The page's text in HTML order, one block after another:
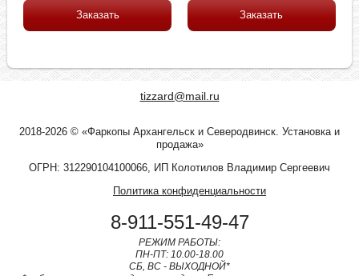
Заказать Заказать
tizzard@mail.ru
2018-2026 © «Фаркопы Архангельск и Северодвинск. Установка и
продажа»
ОГРН: 312290104100066, ИП Колотилов Владимир Сергеевич
Политика конфиденциальности
8-911-551-49-47
РЕЖИМ РАБОТЫ:
ПН-ПТ: 10.00-18.00
СБ, ВС - ВЫХОДНОЙ*